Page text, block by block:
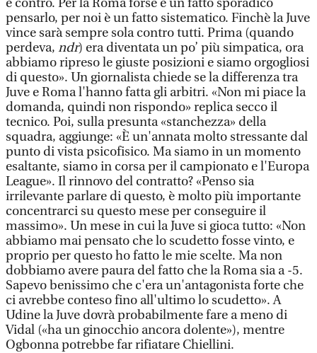
è contro. Per la Roma forse è un fatto sporadico
pensarlo, per noi è un fatto sistematico. Finchè la Juve
vince sarà sempre sola contro tutti. Prima (quando
perdeva, ndr) era diventata un po’ più simpatica, ora
abbiamo ripreso le giuste posizioni e siamo orgogliosi
di questo». Un giornalista chiede se la differenza tra
Juve e Roma l'hanno fatta gli arbitri. «Non mi piace la
domanda, quindi non rispondo» replica secco il
tecnico. Poi, sulla presunta «stanchezza» della
squadra, aggiunge: «È un'annata molto stressante dal
punto di vista psicofisico. Ma siamo in un momento
esaltante, siamo in corsa per il campionato e l'Europa
League». Il rinnovo del contratto? «Penso sia
irrilevante parlare di questo, è molto più importante
concentrarci su questo mese per conseguire il
massimo». Un mese in cui la Juve si gioca tutto: «Non
abbiamo mai pensato che lo scudetto fosse vinto, e
proprio per questo ho fatto le mie scelte. Ma non
dobbiamo avere paura del fatto che la Roma sia a -5.
Sapevo benissimo che c'era un'antagonista forte che
ci avrebbe conteso fino all'ultimo lo scudetto». A
Udine la Juve dovrà probabilmente fare a meno di
Vidal («ha un ginocchio ancora dolente»), mentre
Ogbonna potrebbe far rifiatare Chiellini.